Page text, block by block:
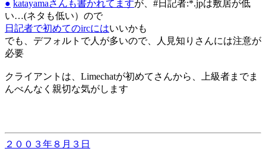
● katayamaさんも書かれてますが、#日記者:*.jpは敷居が低
い…(ネタも低い）ので
日記者で初めてのircにはいいかも
でも、デフォルトで人が多いので、人見知りさんには注意が
必要
クライアントは、Limechatが初めてさんから、上級者までま
んべんなく親切な気がします
２００３年８月３日